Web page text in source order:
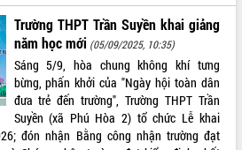
tỉnh
nhìn
bộ
Trường THPT Trần Suyền khai giảng
năm học mới (05/09/2025, 10:35)
Sáng 5/9, hòa chung không khí tưng
bừng, phấn khởi của "Ngày hội toàn dân
đưa trẻ đến trường", Trường THPT Trần
Suyền (xã Phú Hòa 2) tổ chức Lễ khai
đón nhận Bằng công nhận trường đạt